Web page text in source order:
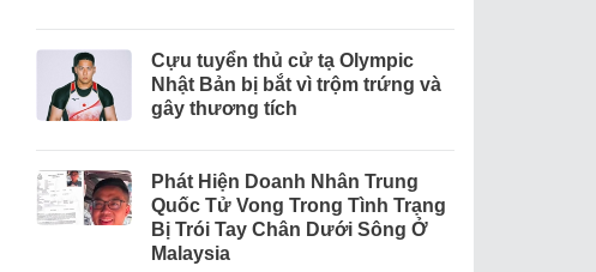
Cựu tuyển thủ cử tạ Olympic
Nhật Bản bị bắt vì trộm trứng và
gây thương tích
Phát Hiện Doanh Nhân Trung
Quốc Tử Vong Trong Tình Trạng
Bị Trói Tay Chân Dưới Sông Ở
Malaysia